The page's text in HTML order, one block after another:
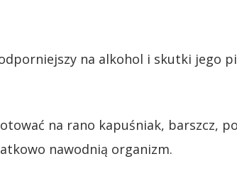
na alkohol i skutki jego
na rano kapuśniak, barszcz,
nawodnią organizm.